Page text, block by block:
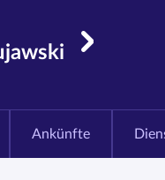
Ankünfte